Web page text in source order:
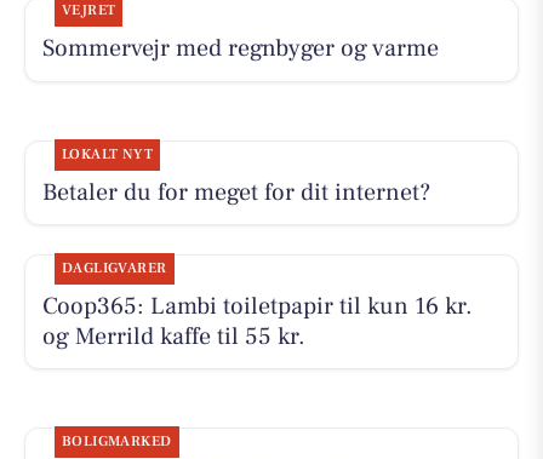
VEJRET
Sommervejr med regnbyger og varme
LOKALT NYT
Betaler du for meget for dit internet?
DAGLIGVARER
Coop365: Lambi toiletpapir til kun 16 kr.
og Merrild kaffe til 55 kr.
BOLIGMARKED